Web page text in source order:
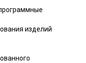
изделий